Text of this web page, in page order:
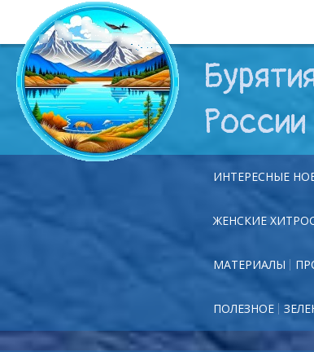
России
ИНТЕРЕСНЫЕ
ЖЕНСКИЕ
МАТЕРИАЛЫ
ПОЛЕЗНОЕ